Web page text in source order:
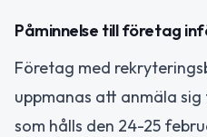
Påminnelse till företag
Företag med
uppmanas att anmäla
som hålls den 24-25